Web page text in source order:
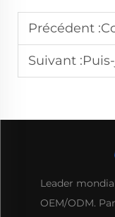
Précédent :
Suivant :Puis-je laisser
Leader
OEM/ODM.